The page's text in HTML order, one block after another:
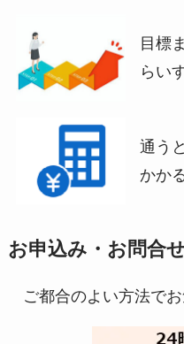
目標
らい
通う
かか
お申込み・お問合
ご都合のよい方法で